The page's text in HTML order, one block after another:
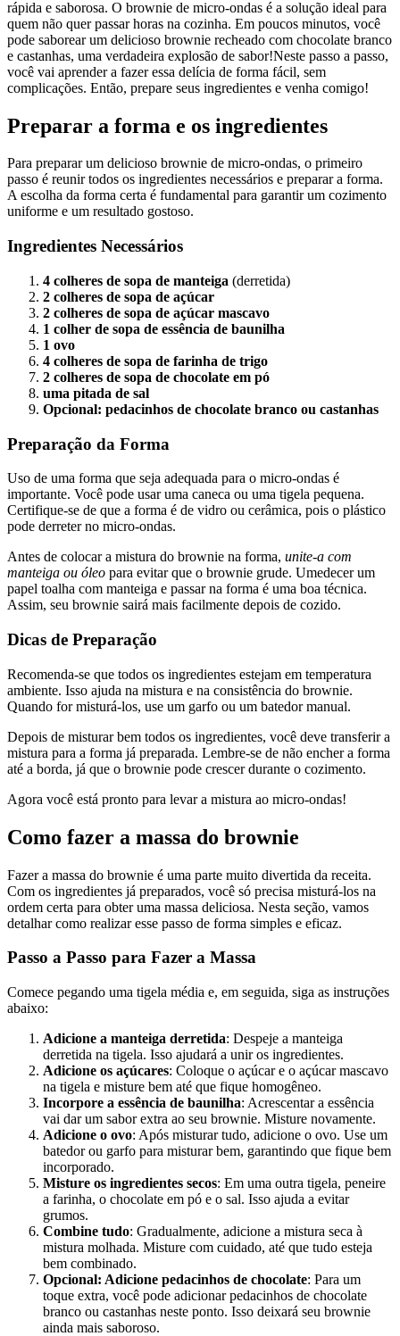
rápida e saborosa. O brownie de micro-ondas é a solução ideal para
quem não quer passar horas na cozinha. Em poucos minutos, você
pode saborear um delicioso brownie recheado com chocolate branco
e castanhas, uma verdadeira explosão de sabor!Neste passo a passo,
você vai aprender a fazer essa delícia de forma fácil, sem
complicações. Então, prepare seus ingredientes e venha comigo!
Preparar a forma e os ingredientes
Para preparar um delicioso brownie de micro-ondas, o primeiro
passo é reunir todos os ingredientes necessários e preparar a forma.
A escolha da forma certa é fundamental para garantir um cozimento
uniforme e um resultado gostoso.
Ingredientes Necessários
4 colheres de sopa de manteiga (derretida)
2 colheres de sopa de açúcar
2 colheres de sopa de açúcar mascavo
1 colher de sopa de essência de baunilha
1 ovo
4 colheres de sopa de farinha de trigo
2 colheres de sopa de chocolate em pó
uma pitada de sal
Opcional: pedacinhos de chocolate branco ou castanhas
Preparação da Forma
Uso de uma forma que seja adequada para o micro-ondas é
importante. Você pode usar uma caneca ou uma tigela pequena.
Certifique-se de que a forma é de vidro ou cerâmica, pois o plástico
pode derreter no micro-ondas.
Antes de colocar a mistura do brownie na forma, unite-a com
manteiga ou óleo para evitar que o brownie grude. Umedecer um
papel toalha com manteiga e passar na forma é uma boa técnica.
Assim, seu brownie sairá mais facilmente depois de cozido.
Dicas de Preparação
Recomenda-se que todos os ingredientes estejam em temperatura
ambiente. Isso ajuda na mistura e na consistência do brownie.
Quando for misturá-los, use um garfo ou um batedor manual.
Depois de misturar bem todos os ingredientes, você deve transferir a
mistura para a forma já preparada. Lembre-se de não encher a forma
até a borda, já que o brownie pode crescer durante o cozimento.
Agora você está pronto para levar a mistura ao micro-ondas!
Como fazer a massa do brownie
Fazer a massa do brownie é uma parte muito divertida da receita.
Com os ingredientes já preparados, você só precisa misturá-los na
ordem certa para obter uma massa deliciosa. Nesta seção, vamos
detalhar como realizar esse passo de forma simples e eficaz.
Passo a Passo para Fazer a Massa
Comece pegando uma tigela média e, em seguida, siga as instruções
abaixo:
Adicione a manteiga derretida: Despeje a manteiga
derretida na tigela. Isso ajudará a unir os ingredientes.
Adicione os açúcares: Coloque o açúcar e o açúcar mascavo
na tigela e misture bem até que fique homogêneo.
Incorpore a essência de baunilha: Acrescentar a essência
vai dar um sabor extra ao seu brownie. Misture novamente.
Adicione o ovo: Após misturar tudo, adicione o ovo. Use um
batedor ou garfo para misturar bem, garantindo que fique bem
incorporado.
Misture os ingredientes secos: Em uma outra tigela, peneire
a farinha, o chocolate em pó e o sal. Isso ajuda a evitar
grumos.
Combine tudo: Gradualmente, adicione a mistura seca à
mistura molhada. Misture com cuidado, até que tudo esteja
bem combinado.
Opcional: Adicione pedacinhos de chocolate: Para um
toque extra, você pode adicionar pedacinhos de chocolate
branco ou castanhas neste ponto. Isso deixará seu brownie
ainda mais saboroso.